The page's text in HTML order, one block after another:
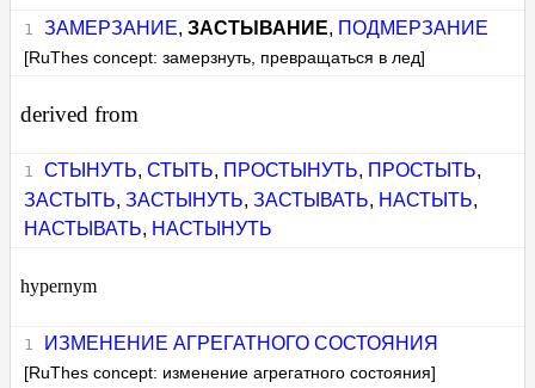
ЗАМЕРЗАНИЕ, ЗАСТЫВАНИЕ, ПОДМЕРЗАНИЕ
[RuThes concept: замерзнуть, превращаться в лед]
derived from
СТЫНУТЬ, СТЫТЬ, ПРОСТЫНУТЬ, ПРОСТЫТЬ,
ЗАСТЫТЬ,ЗАСТЫНУТЬ,ЗАСТЫВАТЬ, НАСТЫТЬ,
НАСТЫВАТЬ, НАСТЫНУТЬ
hypernym
ИЗМЕНЕНИЕ АГРЕГАТНОГО СОСТОЯНИЯ
[RuThes concept: изменение агрегатного состояния]